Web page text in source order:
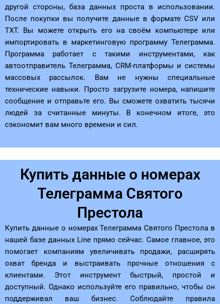
другой стороны, база данных проста в использовании.
После покупки вы получите данные в формате CSV или
TXT. Вы можете открыть его на своём компьютере или
импортировать в маркетинговую программу Телеграмма.
Программа работает с такими инструментами, как
автоотправитель Телеграмма, CRM-платформы и системы
массовых рассылок. Вам не нужны специальные
технические навыки. Просто загрузите номера, напишите
сообщение и отправьте его. Вы сможете охватить тысячи
людей за считанные минуты. В конечном итоге, это
сэкономит вам много времени и сил.
Купить данные о номерах
Телеграмма Святого
Престола
Купить данные о номерах Телеграмма Святого Престола в
нашей базе данных Line прямо сейчас. Самое главное, это
помогает компаниям увеличивать продажи, расширять
охват бренда и выстраивать прочные отношения с
клиентами. Этот инструмент быстрый, простой и
доступный. Однако используйте его правильно, чтобы он
поддерживал ваш бизнес. Соблюдайте правила